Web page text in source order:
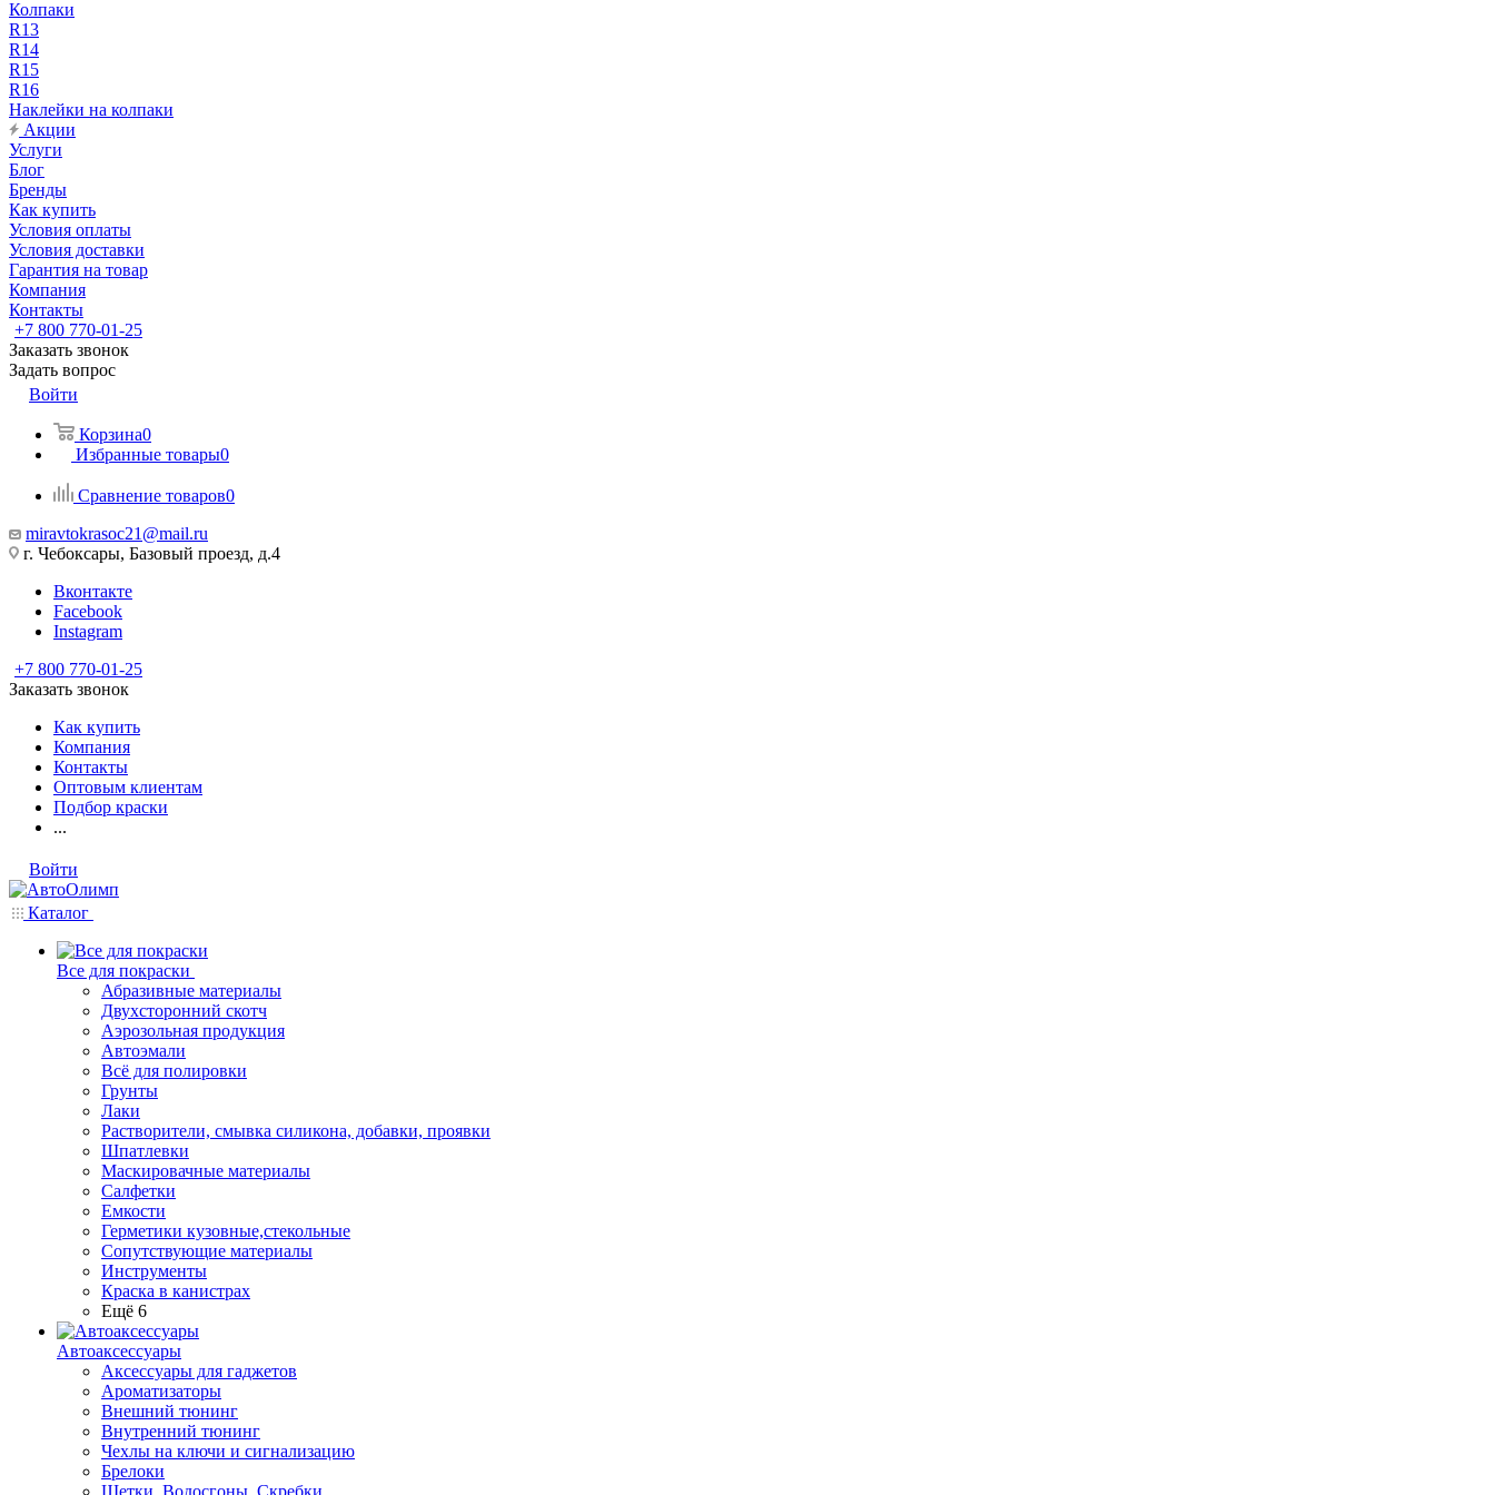
Колпаки
R13
R14
R15
R16
Наклейки на колпаки
Акции
Услуги
Блог
Бренды
Как купить
Условия оплаты
Условия доставки
Гарантия на товар
Компания
Контакты
+7 800 770-01-25
Заказать звонок
Задать вопрос
Войти
Корзина0
Избранные товары0
Сравнение товаров0
miravtokrasoc21@mail.ru
г. Чебоксары, Базовый проезд, д.4
Вконтакте
Facebook
Instagram
+7 800 770-01-25
Заказать звонок
Как купить
Компания
Контакты
Оптовым клиентам
Подбор краски
...
Войти
Каталог
Все для покраски
Абразивные материалы
Двухсторонний скотч
Аэрозольная продукция
Автоэмали
Всё для полировки
Грунты
Лаки
Растворители, смывка силикона, добавки, проявки
Шпатлевки
Маскировачные материалы
Салфетки
Емкости
Герметики кузовные,стекольные
Сопутствующие материалы
Инструменты
Краска в канистрах
Ещё 6
Автоаксессуары
Аксессуары для гаджетов
Ароматизаторы
Внешний тюнинг
Внутренний тюнинг
Чехлы на ключи и сигнализацию
Брелоки
Щетки, Водосгоны, Скребки